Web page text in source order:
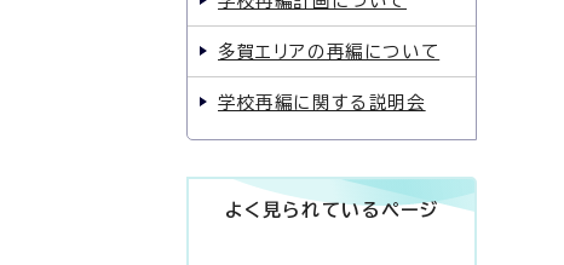
多賀エリアの再編について
学校再編に関する説明会
よく見られているページ